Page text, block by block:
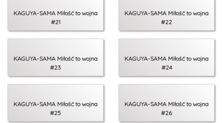
KAGUYA-SAMA Miłość to wojna
#21
KAGUYA-SAMA Miłość to wojna
#22
KAGUYA-SAMA Miłość to wojna
#23
KAGUYA-SAMA Miłość to wojna
#24
KAGUYA-SAMA Miłość to wojna
#25
KAGUYA-SAMA Miłość to wojna
#26